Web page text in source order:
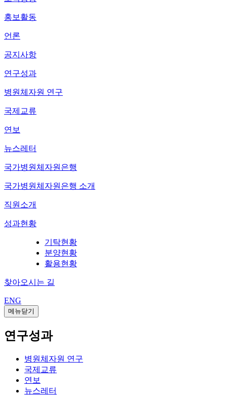
홍보활동
언론
공지사항
연구성과
병원체자원 연구
국제교류
연보
뉴스레터
국가병원체자원은행
국가병원체자원은행 소개
직원소개
성과현황
기탁현황
분양현황
활용현황
찾아오시는 길
ENG
메뉴닫기
연구성과
병원체자원 연구
국제교류
연보
뉴스레터